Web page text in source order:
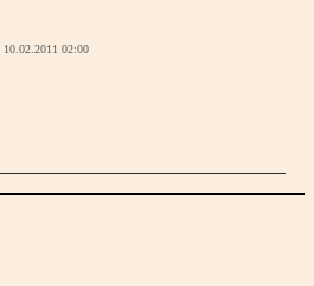
10.02.2011 02:00